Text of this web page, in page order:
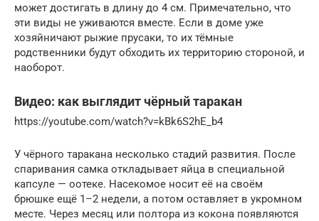
может достигать в длину до 4 см. Примечательно, что
эти виды не уживаются вместе. Если в доме уже
хозяйничают рыжие прусаки, то их тёмные
родственники будут обходить их территорию стороной, и
наоборот.
Видео: как выглядит чёрный таракан
https://youtube.com/watch?v=kBk6S2hE_b4
У чёрного таракана несколько стадий развития. После
спаривания самка откладывает яйца в специальной
капсуле — оотеке. Насекомое носит её на своём
брюшке ещё 1–2 недели, а потом оставляет в укромном
месте. Через месяц или полтора из кокона появляются